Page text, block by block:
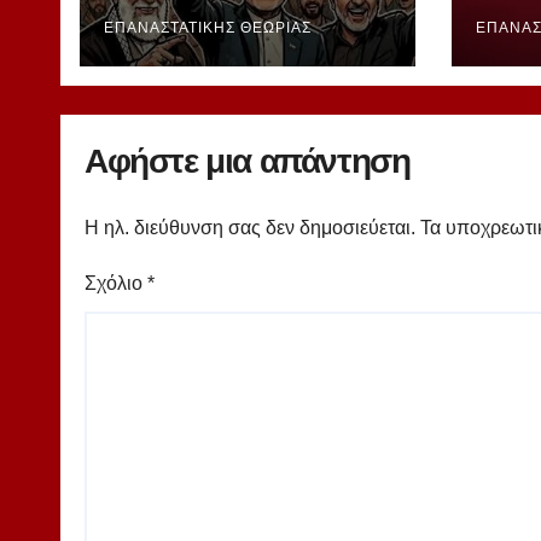
αντιιμπεριαλιστικού
κινήματος. Του Δ.
Πατέλη
ΕΠΑΝΑΣΤΑΤΙΚΉΣ ΘΕΩΡΊΑΣ
του
Αφήστε μια απάντηση
Η ηλ. διεύθυνση σας δεν δημοσιεύεται. Τα
Σχόλιο *